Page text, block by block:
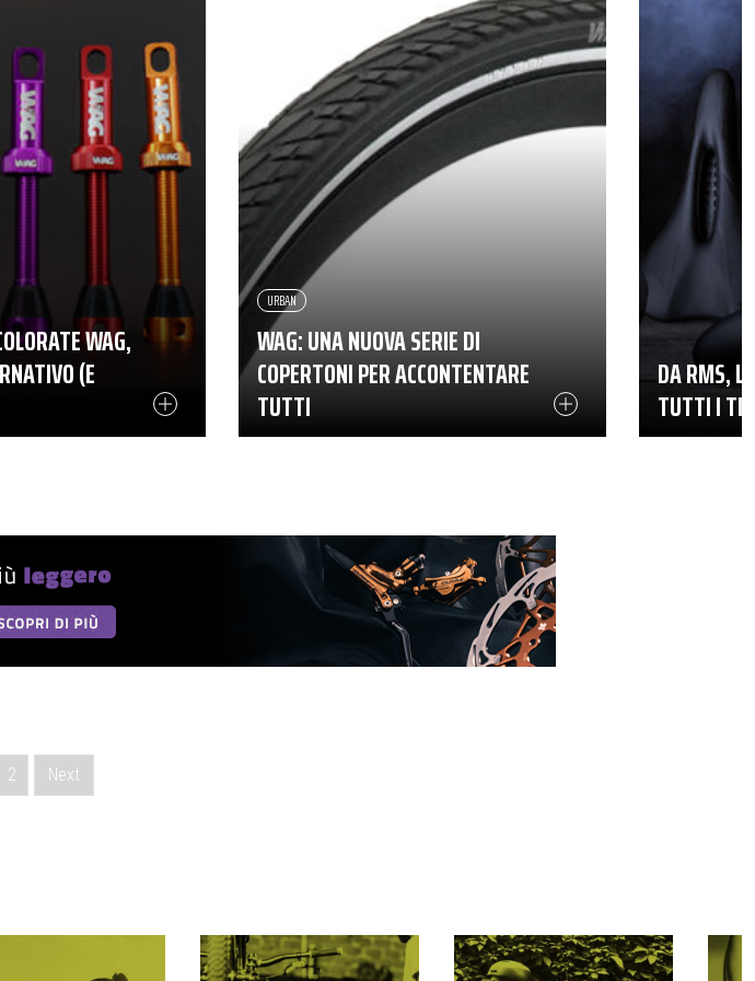
WAG,
(E
URBAN
WAG: UNA NUOVA SERIE DI
COPERTONI PER ACCONTENTARE
TUTTI
DA RMS,
TUTTI I
2 Next